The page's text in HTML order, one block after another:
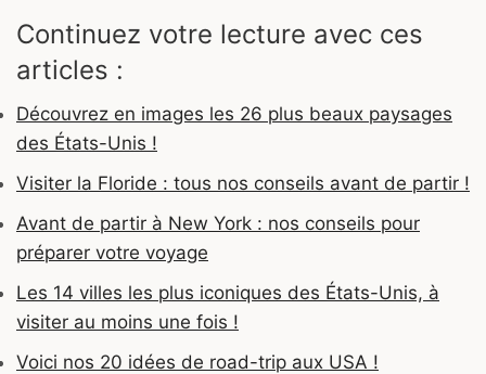
Continuez votre lecture avec ces
articles :
Découvrez en images les 26 plus beaux paysages
des États-Unis !
Visiter la Floride : tous nos conseils avant de partir !
Avant de partir à New York : nos conseils pour
préparer votre voyage
Les 14 villes les plus iconiques des États-Unis, à
visiter au moins une fois !
Voici nos 20 idées de road-trip aux USA !